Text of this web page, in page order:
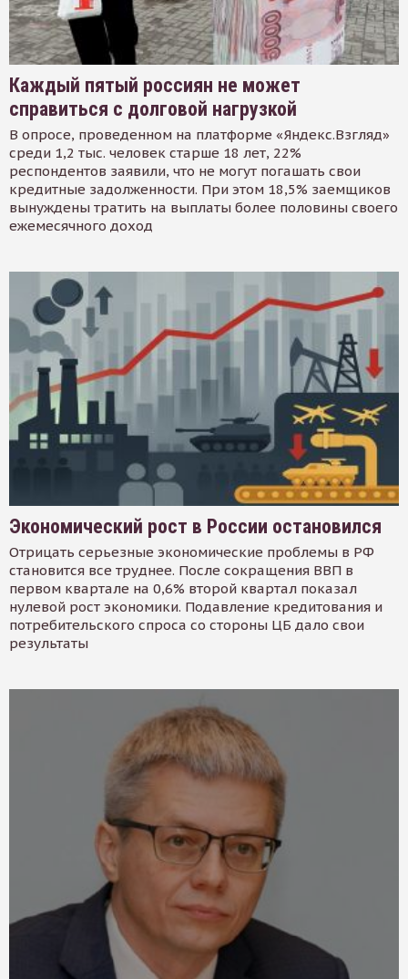
Каждый пятый россиян не может
справиться с долговой нагрузкой
В опросе, проведенном на платформе «Яндекс.Взгляд»
среди 1,2 тыс. человек старше 18 лет, 22%
респондентов заявили, что не могут погашать свои
кредитные задолженности. При этом 18,5% заемщиков
вынуждены тратить на выплаты более половины своего
ежемесячного доход
Экономический рост в России остановился
Отрицать серьезные экономические проблемы в РФ
становится все труднее. После сокращения ВВП в
первом квартале на 0,6% второй квартал показал
нулевой рост экономики. Подавление кредитования и
потребительского спроса со стороны ЦБ дало свои
результаты